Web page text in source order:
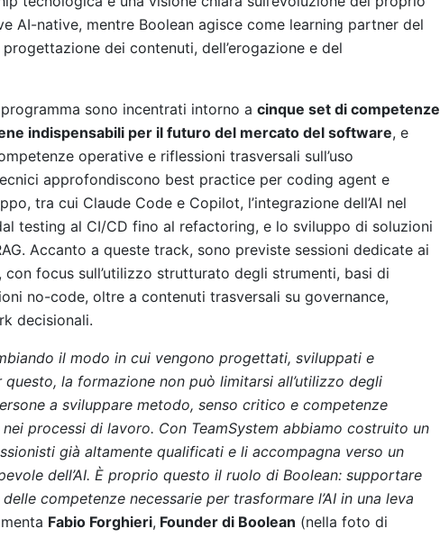
AI-native, mentre Boolean agisce come learning partner del
dei contenuti, dell’erogazione e del
sono incentrati intorno a cinque set di competenze
indispensabili per il futuro del mercato del software, e
operative e riflessioni trasversali sull’uso
approfondiscono best practice per coding agent e
tra cui Claude Code e Copilot, l’integrazione dell’AI nel
testing al CI/CD fino al refactoring, e lo sviluppo di soluzioni
Accanto a queste track, sono previste sessioni dedicate ai
focus sull’utilizzo strutturato degli strumenti, basi di
no-code, oltre a contenuti trasversali su governance,
decisionali.
il modo in cui vengono progettati, sviluppati e
la formazione non può limitarsi all’utilizzo degli
a sviluppare metodo, senso critico e competenze
processi di lavoro. Con TeamSystem abbiamo costruito un
già altamente qualificati e li accompagna verso un
dell’AI. È proprio questo il ruolo di Boolean: supportare
competenze necessarie per trasformare l’AI in una leva
Fabio Forghieri, Founder di Boolean (nella foto di